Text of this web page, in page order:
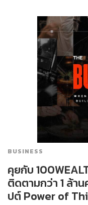
BUSINESS
คุยกับ
ติดตามกว่า 1 ล้า
ปต์ Power of